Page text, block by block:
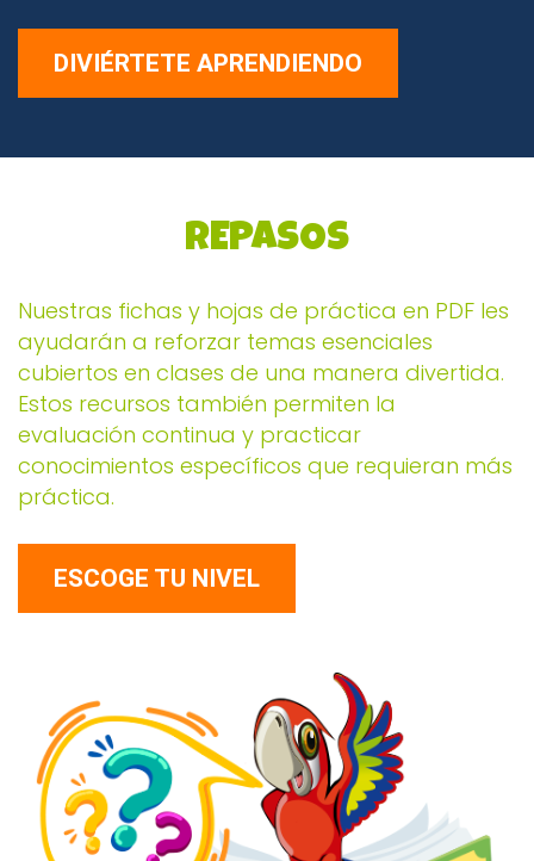
DIVIÉRTETE APRENDIENDO
REPASOS
Nuestras fichas y hojas de práctica en PDF les
ayudarán a reforzar temas esenciales
cubiertos en clases de una manera divertida.
Estos recursos también permiten la
evaluación continua y practicar
conocimientos específicos que requieran más
práctica.
ESCOGE TU NIVEL